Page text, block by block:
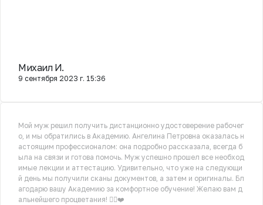
Михаил И.
9 сентября 2023 г. 15:36
Мой муж решил получить дистанционно удостоверение рабочег
о, и мы обратились в Академию. Ангелина Петровна оказалась н
астоящим профессионалом: она подробно рассказала, всегда б
ыла на связи и готова помочь. Муж успешно прошел все необход
имые лекции и аттестацию. Удивительно, что уже на следующи
й день мы получили сканы документов, а затем и оригиналы. Бл
агодарю вашу Академию за комфортное обучение! Желаю вам д
альнейшего процветания! 👍🏻❤️